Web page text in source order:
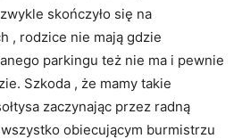
skończyło się na
, rodzice nie mają gdzie
parkingu też nie ma i pewnie
Szkoda , że mamy takie
zaczynając przez radną
obiecującym burmistrzu